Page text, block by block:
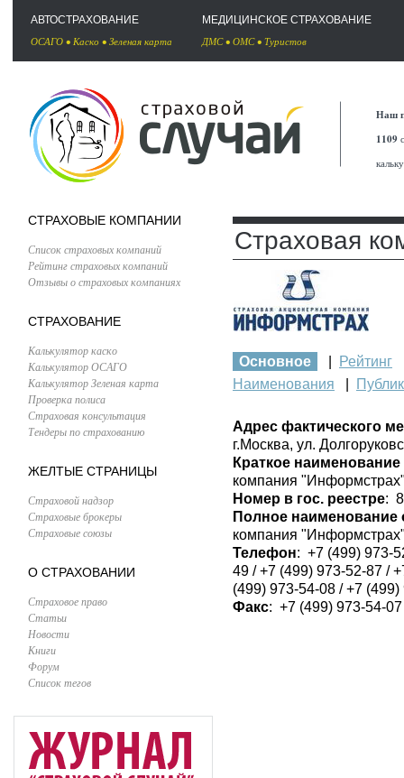
АВТОСТРАХОВАНИЕ
ОСАГО • Каско • Зеленая карта
МЕДИЦИНСКОЕ СТРАХОВАНИЕ
ДМС• ОМС• Туристов
Наш
1109
СТРАХОВЫЕ КОМПАНИИ
Список страховых компаний
Рейтинг страховых компаний
Отзывы о страховых компаниях
СТРАХОВАНИЕ
Калькулятор каско
Калькулятор ОСАГО
Калькулятор Зеленая карта
Проверка полиса
Страховая консультация
Тендеры по страхованию
ЖЕЛТЫЕ СТРАНИЦЫ
Страховой надзор
Страховые брокеры
Страховые союзы
О СТРАХОВАНИИ
Страховое право
Статьи
Новости
Книги
Форум
Список тегов
Страховая
Основное Рейтинг
Наименования
Адрес фактического
г.Москва, ул.
Краткое
компания
Номер в гос. реестре:
Полное наименование
компания
Телефон: +7 (499) 973-
49 / +7 (499) 973-52-87 /
(499) 973-54-08 / +7
Факс: +7 (499) 973-54-